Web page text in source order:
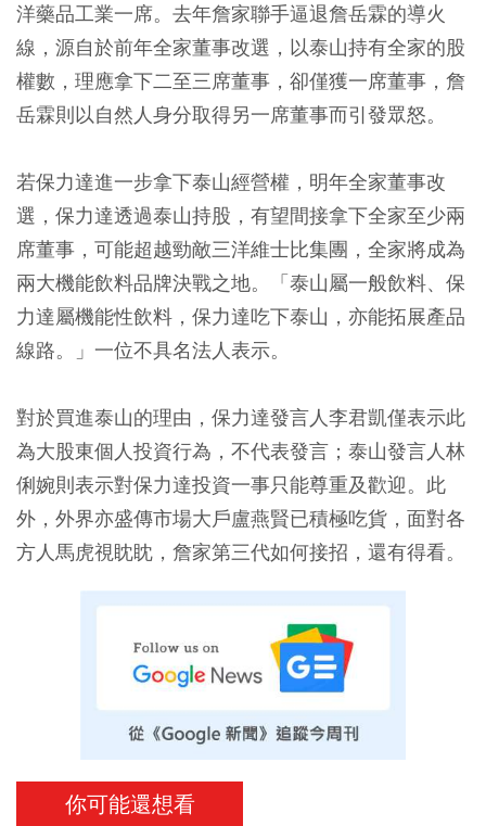
洋藥品工業一席。去年詹家聯手逼退詹岳霖的導火
線，源自於前年全家董事改選，以泰山持有全家的股
權數，理應拿下二至三席董事，卻僅獲一席董事，詹
岳霖則以自然人身分取得另一席董事而引發眾怒。
若保力達進一步拿下泰山經營權，明年全家董事改
選，保力達透過泰山持股，有望間接拿下全家至少兩
席董事，可能超越勁敵三洋維士比集團，全家將成為
兩大機能飲料品牌決戰之地。「泰山屬一般飲料、保
力達屬機能性飲料，保力達吃下泰山，亦能拓展產品
線路。」一位不具名法人表示。
對於買進泰山的理由，保力達發言人李君凱僅表示此
為大股東個人投資行為，不代表發言；泰山發言人林
俐婉則表示對保力達投資一事只能尊重及歡迎。此
外，外界亦盛傳市場大戶盧燕賢已積極吃貨，面對各
方人馬虎視眈眈，詹家第三代如何接招，還有得看。
你可能還想看